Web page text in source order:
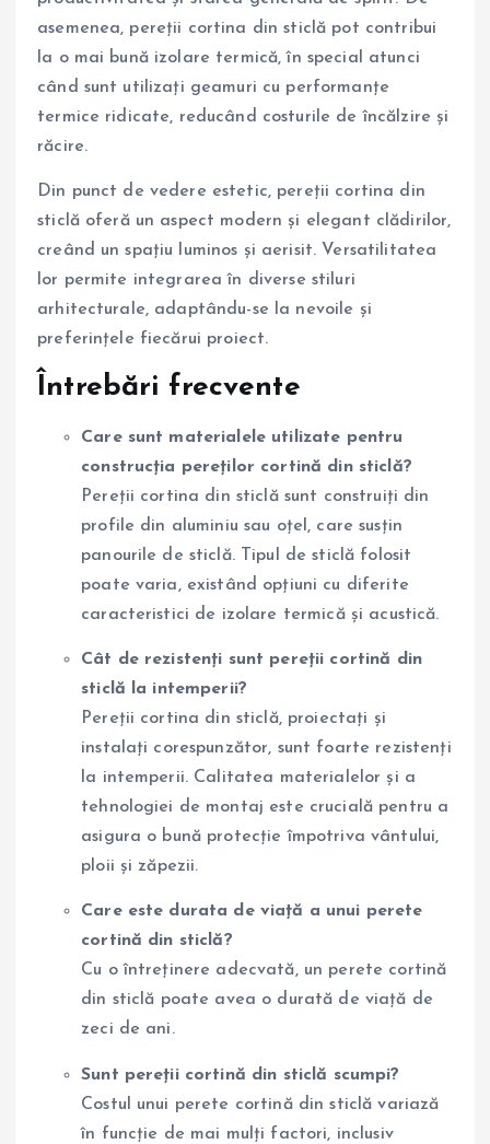
asemenea, pereții cortina din sticlă pot contribui
la o mai bună izolare termică, în special atunci
când sunt utilizați geamuri cu performanțe
termice ridicate, reducând costurile de încălzire și
răcire.
Din punct de vedere estetic, pereții cortina din
sticlă oferă un aspect modern și elegant clădirilor,
creând un spațiu luminos și aerisit. Versatilitatea
lor permite integrarea în diverse stiluri
arhitecturale, adaptându-se la nevoile și
preferințele fiecărui proiect.
Întrebări frecvente
Care sunt materialele utilizate pentru
construcția pereților cortină din sticlă?
Pereții cortina din sticlă sunt construiți din
profile din aluminiu sau oțel, care susțin
panourile de sticlă. Tipul de sticlă folosit
poate varia, existând opțiuni cu diferite
caracteristici de izolare termică și acustică.
Cât de rezistenți sunt pereții cortină din
sticlă la intemperii?
Pereții cortina din sticlă, proiectați și
instalați corespunzător, sunt foarte rezistenți
la intemperii. Calitatea materialelor și a
tehnologiei de montaj este crucială pentru a
asigura o bună protecție împotriva vântului,
ploii și zăpezii.
Care este durata de viață a unui perete
cortină din sticlă?
Cu o întreținere adecvată, un perete cortină
din sticlă poate avea o durată de viață de
zeci de ani.
Sunt pereții cortină din sticlă scumpi?
Costul unui perete cortină din sticlă variază
în funcție de mai mulți factori, inclusiv